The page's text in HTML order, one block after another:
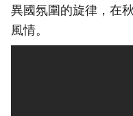
異國氛圍的旋律，在
風情。